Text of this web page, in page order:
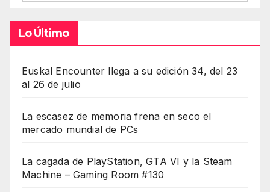
Lo Último
Euskal Encounter llega a su edición 34, del 23
al 26 de julio
La escasez de memoria frena en seco el
mercado mundial de PCs
La cagada de PlayStation, GTA VI y la Steam
Machine – Gaming Room #130